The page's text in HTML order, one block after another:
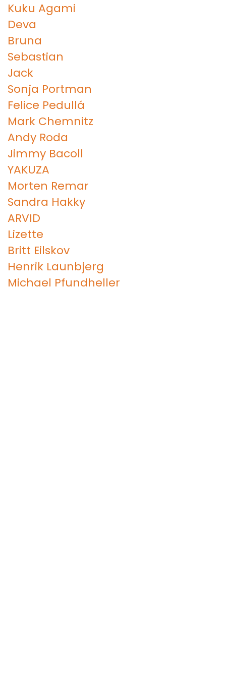
Kuku Agami
Deva
Bruna
Sebastian
Jack
Sonja Portman
Felice Pedullá
Mark Chemnitz
Andy Roda
Jimmy Bacoll
YAKUZA
Morten Remar
Sandra Hakky
ARVID
Lizette
Britt Eilskov
Henrik Launbjerg
Michael Pfundheller